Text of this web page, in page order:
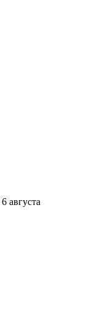
6 августа